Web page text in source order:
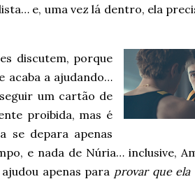
e, uma vez lá dentro, ela
discutem, porque
acaba a ajudando…
um cartão de
proibida, mas é
se depara apenas
e nada de Núria… inclusive,
apenas para provar que ela